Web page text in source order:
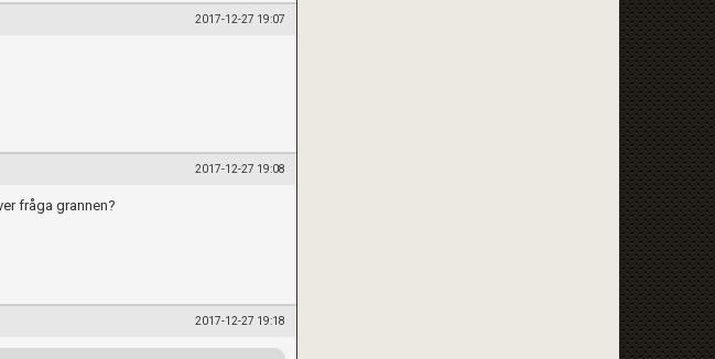
2017-12-27 19:07
2017-12-27 19:08
fråga grannen?
2017-12-27 19:18